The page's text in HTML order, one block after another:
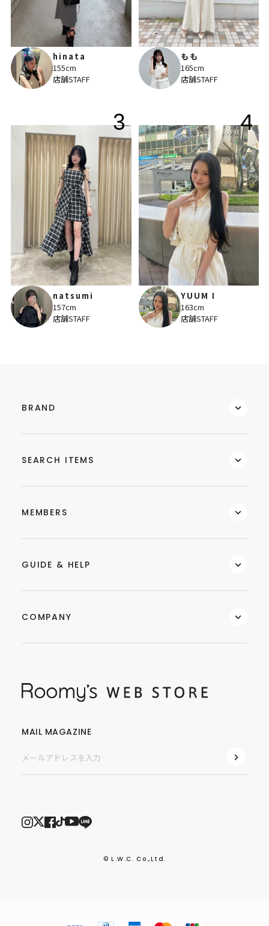
hinata
155cm
店舗STAFF
もも
165cm
店舗STAFF
3
natsumi
157cm
店舗STAFF
4
YUUM I
163cm
店舗STAFF
BRAND
SEARCH ITEMS
MEMBERS
GUIDE & HELP
COMPANY
MAIL MAGAZINE
© L.W.C. Co.,Ltd.